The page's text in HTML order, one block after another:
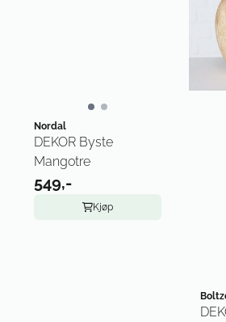
Nordal
DEKOR Byste
Mangotre
549,-
Kjøp